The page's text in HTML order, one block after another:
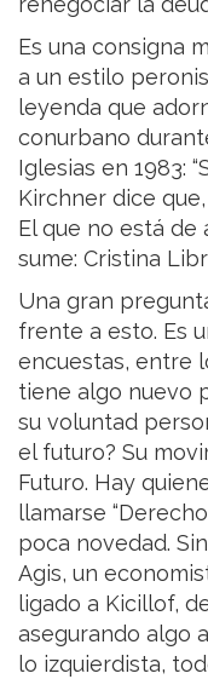
Es una consigna
a un estilo
leyenda que
conurbano
Iglesias en 1983:
Kirchner dice
El que no está de
sume: Cristina
Una gran
frente a esto. Es
encuestas, entre
tiene algo nuevo
su voluntad
el futuro? Su
Futuro. Hay
llamarse
poca novedad.
Agis, un
ligado a Kicillof,
asegurando algo
lo izquierdista,